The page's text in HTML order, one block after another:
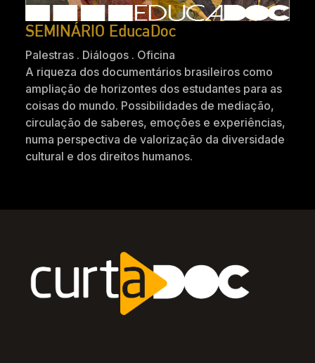
SEMINÁRIO EducaDoc
Palestras . Diálogos . Oficina
A riqueza dos documentários brasileiros como
ampliação de horizontes dos estudantes para as
coisas do mundo. Possibilidades de mediação,
circulação de saberes, emoções e experiências,
numa perspectiva de valorização da diversidade
cultural e dos direitos humanos.